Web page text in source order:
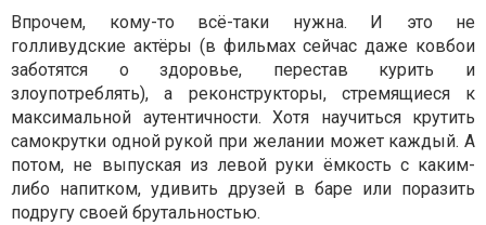
Впрочем, кому-то всё-таки нужна. И это не
голливудские актёры (в фильмах сейчас даже ковбои
заботятся о здоровье, перестав курить и
злоупотреблять), а реконструкторы, стремящиеся к
максимальной аутентичности. Хотя научиться крутить
самокрутки одной рукой при желании может каждый. А
потом, не выпуская из левой руки ёмкость с каким-
либо напитком, удивить друзей в баре или поразить
подругу своей брутальностью.